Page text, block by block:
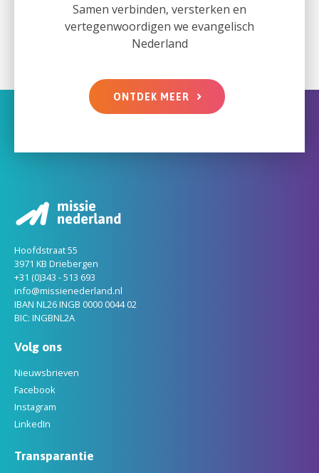
Samen verbinden, versterken en
vertegenwoordigen we evangelisch
Nederland
ONTDEK MEER
Hoofdstraat 55
3971 KB Driebergen
+31 (0)343 - 513 693
info@missienederland.nl
IBAN NL26 INGB 0000 0044 02
BIC: INGBNL2A
Volg ons
Nieuwsbrieven
Facebook
Instagram
LinkedIn
Transparantie